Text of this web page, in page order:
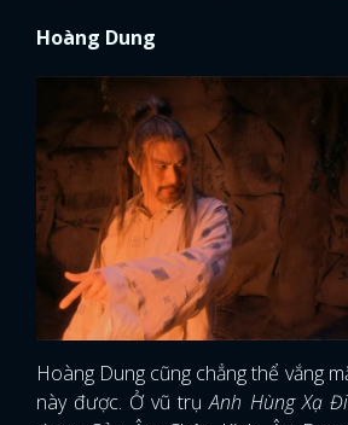
Hoàng Dung
Hoàng Dung cũng chẳng thể vắng
này được. Ở vũ trụAnh Hùng Xạ